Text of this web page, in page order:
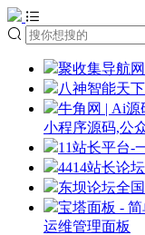
聚收集导航
八神智能天
牛角网 | Ai源
小程序源码,公
11站长平台-
4414站长论
东坝论坛全
宝塔面板 -
运维管理面板